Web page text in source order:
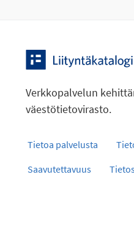
Verkkopalvelun
väestötietovirasto.
Tietoa palvelusta
Saavutettavuus